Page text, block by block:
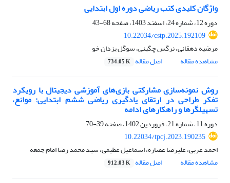
واژگان کلیدی کتب ریاضی دوره اول ابتدایی
دوره 12، شماره 24، اسفند 1403، صفحه
68-43
10.22034/cstp.2025.192109
مرضیه دهقانی، نرگس چگینی، سوگل یزدان خو
مشاهده مقاله
اصل مقاله 734.05 K
روش نمونه‌سازی مشارکتی بازی‌های آموزشی دیجیتال با رویکرد
تفکر طراحی در ارتقای یادگیری ریاضی ششم ابتدایی: موانع،
تسهیلگرها و راهکارهای ادامه
دوره 11، شماره 21، فروردین 1402، صفحه
39-70
10.22034/tpcj.2023.190235
احمد عربی، علیرضا عصاره، اسماعیل عظیمی، سید محمد رضا امام جمعه
مشاهده مقاله
اصل مقاله 912.03 K